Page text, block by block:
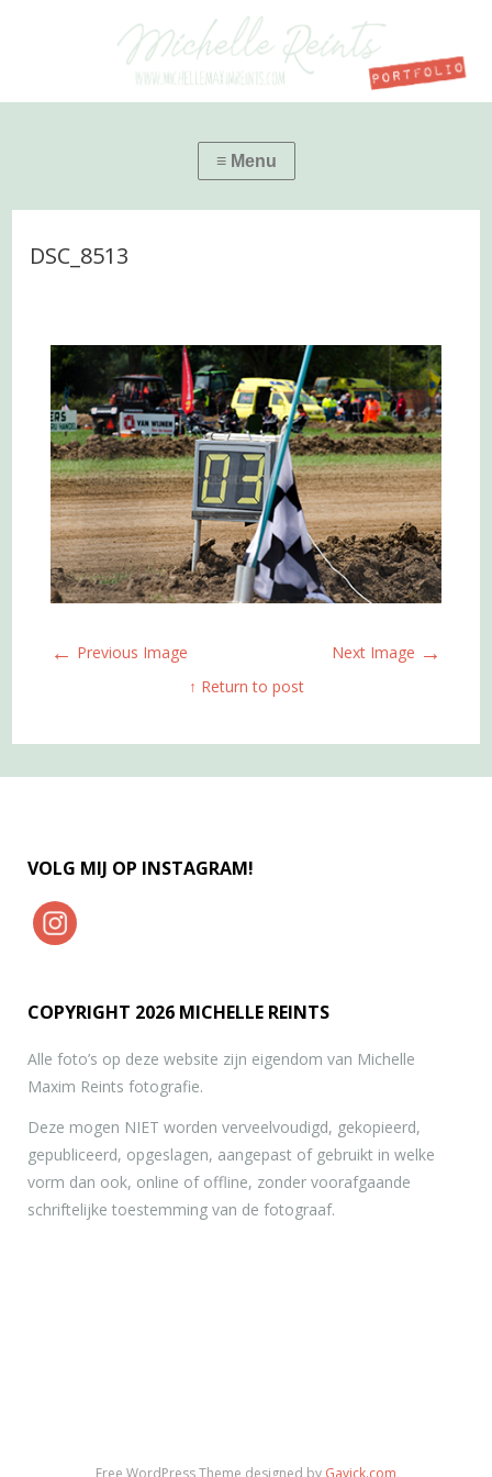
DSC_8513
← Previous Image Next Image →
↑ Return to post
VOLG MIJ OP INSTAGRAM!
COPYRIGHT 2026 MICHELLE REINTS
Alle foto’s op deze website zijn eigendom van Michelle
Maxim Reints fotografie.
Deze mogen NIET worden verveelvoudigd, gekopieerd,
gepubliceerd, opgeslagen, aangepast of gebruikt in welke
vorm dan ook, online of offline, zonder voorafgaande
schriftelijke toestemming van de fotograaf.